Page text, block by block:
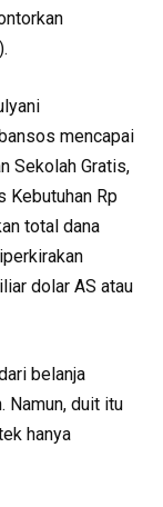
mencapai
Sekolah Gratis,
Kebutuhan Rp
total dana
dolar AS atau
belanja
Namun, duit itu
hanya